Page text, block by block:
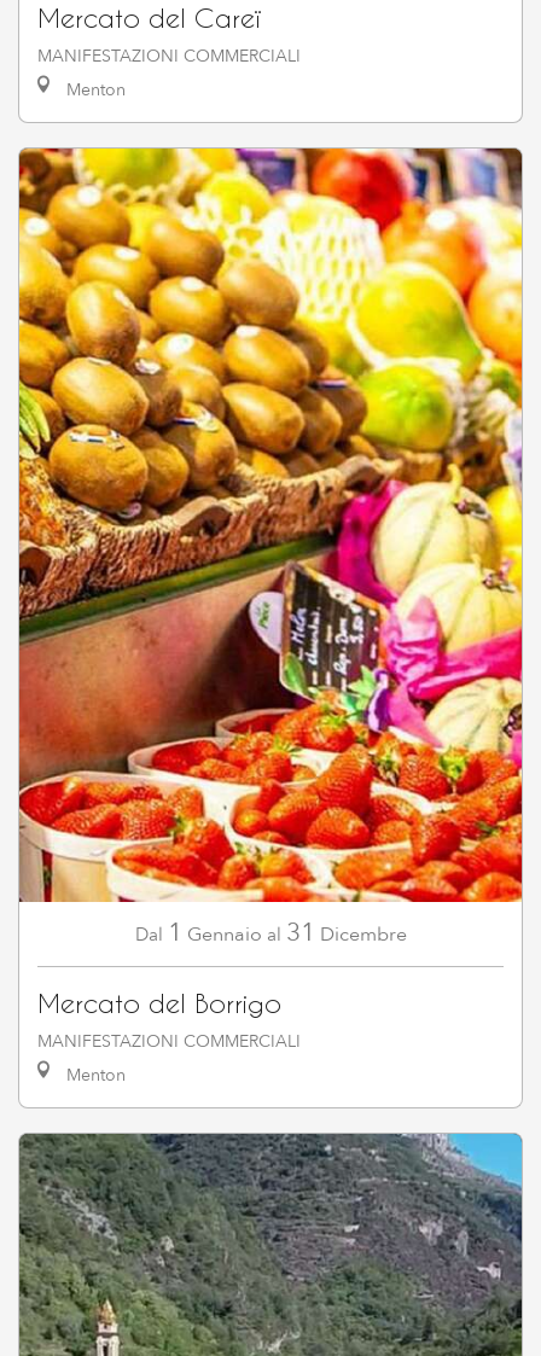
Mercato del Careï
MANIFESTAZIONI COMMERCIALI
Menton
Dal 1 Gennaio al 31 Dicembre
Mercato del Borrigo
MANIFESTAZIONI COMMERCIALI
Menton